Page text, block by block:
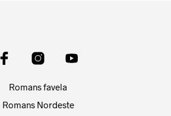
Romans favela
Romans Nordeste